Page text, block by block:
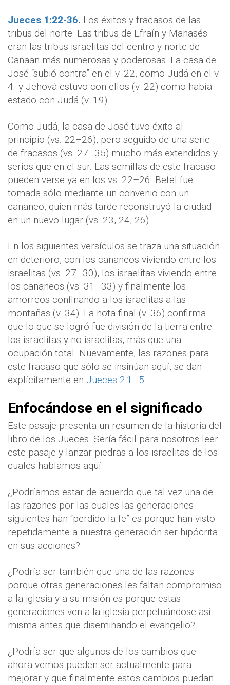
Jueces 1:22-36. Los éxitos y fracasos de las
tribus del norte. Las tribus de Efraín y Manasés
eran las tribus israelitas del centro y norte de
Canaan más numerosas y poderosas. La casa de
José “subió contra” en el v. 22, como Judá en el v.
4 y Jehová estuvo con ellos (v. 22) como había
estado con Judá (v. 19).
Como Judá, la casa de José tuvo éxito al
principio (vs. 22–26), pero seguido de una serie
de fracasos (vs. 27–35) mucho más extendidos y
serios que en el sur. Las semillas de este fracaso
pueden verse ya en los vs. 22–26. Betel fue
tomada sólo mediante un convenio con un
cananeo, quien más tarde reconstruyó la ciudad
en un nuevo lugar (vs. 23, 24, 26).
En los siguientes versículos se traza una situación
en deterioro, con los cananeos viviendo entre los
israelitas (vs. 27–30), los israelitas viviendo entre
los cananeos (vs. 31–33) y finalmente los
amorreos confinando a los israelitas a las
montañas (v. 34). La nota final (v. 36) confirma
que lo que se logró fue división de la tierra entre
los israelitas y no israelitas, más que una
ocupación total. Nuevamente, las razones para
este fracaso que sólo se insinúan aquí, se dan
explícitamente en Jueces 2:1–5.
Enfocándose en el significado
Este pasaje presenta un resumen de la historia del
libro de los Jueces. Sería fácil para nosotros leer
este pasaje y lanzar piedras a los israelitas de los
cuales hablamos aquí.
¿Podríamos estar de acuerdo que tal vez una de
las razones por las cuales las generaciones
siguientes han “perdido la fe” es porque han visto
repetidamente a nuestra generación ser hipócrita
en sus acciones?
¿Podría ser también que una de las razones
porque otras generaciones les faltan compromiso
a la iglesia y a su misión es porque estas
generaciones ven a la iglesia perpetuándose así
misma antes que diseminando el evangelio?
¿Podría ser que algunos de los cambios que
ahora vemos pueden ser actualmente para
mejorar y que finalmente estos cambios puedan